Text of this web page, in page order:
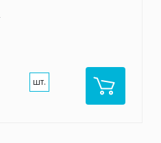
шт.